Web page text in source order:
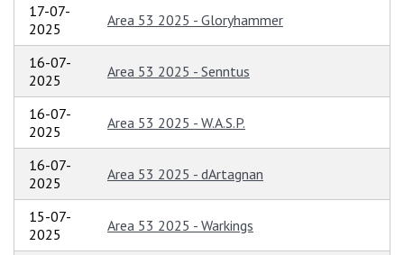
17-07-
2025
Area 53 2025 - Gloryhammer
16-07-
2025
Area 53 2025 - Senntus
16-07-
2025
Area 53 2025 - W.A.S.P.
16-07-
2025
Area 53 2025 - dArtagnan
15-07-
2025
Area 53 2025 - Warkings